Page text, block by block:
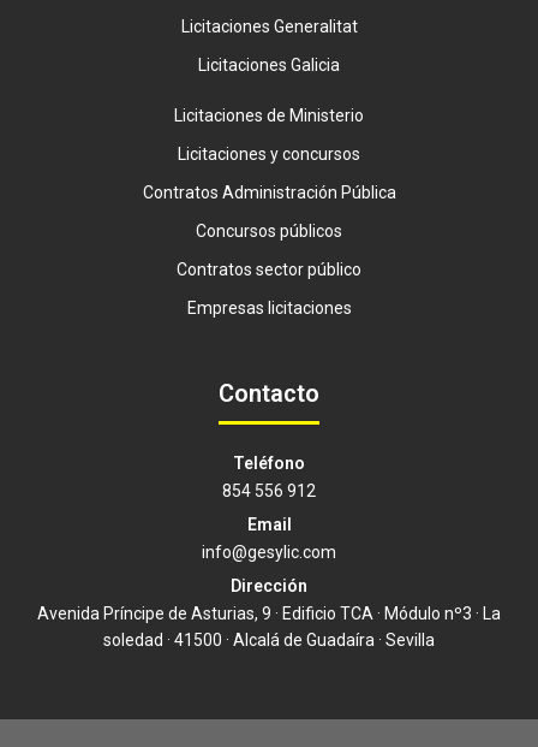
Licitaciones Generalitat
Licitaciones Galicia
Licitaciones de Ministerio
Licitaciones y concursos
Contratos Administración Pública
Concursos públicos
Contratos sector público
Empresas licitaciones
Contacto
Teléfono
854 556 912
Email
info@gesylic.com
Dirección
Avenida Príncipe de Asturias, 9 · Edificio TCA · Módulo nº3 · La
soledad · 41500 · Alcalá de Guadaíra · Sevilla